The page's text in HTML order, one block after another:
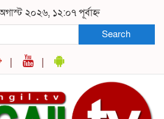
২০২৬, ১২:০৭ পূর্বাহ্ন
Search